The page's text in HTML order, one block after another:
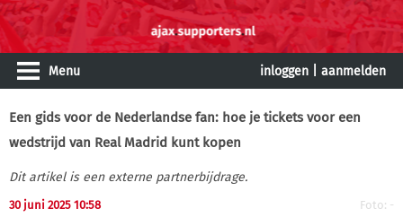
Menu inloggen aanmelden
Een gids voor de Nederlandse fan: hoe je tickets voor een
wedstrijd van Real Madrid kunt kopen
Dit artikel is een externe partnerbijdrage.
30 juni 2025 10:58 Foto: -